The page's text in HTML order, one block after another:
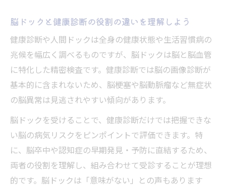
脳ドックと健康診断の役割の違いを理解しよう
健康診断や人間ドックは全身の健康状態や生活習慣病の
兆候を幅広く調べるものですが、脳ドックは脳と脳血管
に特化した精密検査です。健康診断では脳の画像診断が
基本的に含まれないため、脳梗塞や脳動脈瘤など無症状
の脳異常は見逃されやすい傾向があります。
脳ドックを受けることで、健康診断だけでは把握できな
い脳の病気リスクをピンポイントで評価できます。特
に、脳卒中や認知症の早期発見・予防に直結するため、
両者の役割を理解し、組み合わせて受診することが理想
的です。脳ドックは「意味がない」との声もあります